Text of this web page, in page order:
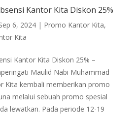
Kantor Kita Diskon 25%
6, 2024| Promo Kantor Kita,
Kita
Kantor Kita Diskon 25% –
Maulid Nabi Muhammad
Kita kembali memberikan promo
melalui sebuah promo spesial
lewatkan. Pada periode 12-19